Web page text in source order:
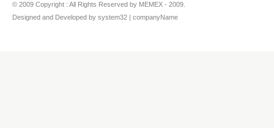
© 2009 Copyright : All Rights Reserved by MEMEX - 2009.
Designed and Developed by system32 | companyName